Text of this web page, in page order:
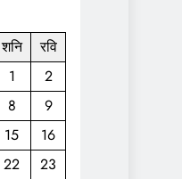
शनि
रवि
1
2
8
9
15
16
22
23